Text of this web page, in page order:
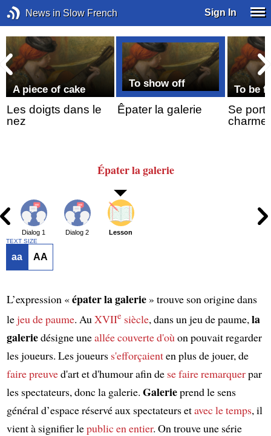
News in Slow French Sign In
A piece of cake
Les doigts dans le
nez
To show off
Êpater la galerie
To be
Se
charme
Épater la galerie
Dialog 1 Dialog 2 Lesson
TEXT SIZE
aa AA
L’expression «épater la galerie» trouve son origine dans
lejeu de paume. Au XVIIesiècle, dans un jeu de paume, la
galeriedésigne uneallée couverted'où on pouvait regarder
les joueurs. Les joueurs s'efforçaienten plus de jouer, de
faire preuved'art et d'humour afin de se faire remarquerpar
les spectateurs, donc la galerie. Galerieprend le sens
général d’espace réservé aux spectateurs etavec le temps, il
vient à signifier lepublicen entier. On trouve une série